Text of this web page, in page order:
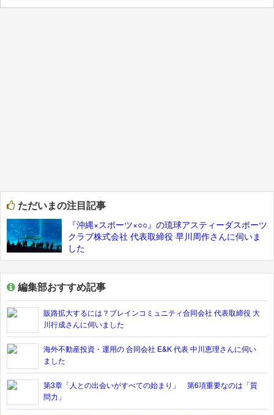
ただいまの注目記事
『沖縄×スポーツ×○○』の琉球アスティーダスポーツ
クラブ株式会社 代表取締役 早川周作さんに伺いま
した
編集部おすすめ記事
販路拡大するには？ブレインコミュニティ合同会社 代表取締役 大
川行成さんに伺いました
海外不動産投資・運用の 合同会社 E&K 代表 中川恵理さんに伺い
ました
第3章「人との出会いがすべての始まり」 第6項重要なのは「質
問力」